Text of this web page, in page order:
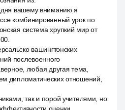
вашему вниманию я
комбинированный урок по
система хрупкий мир от
вашингтонских
послевоенного
любая другая тема,
дипломатических отношений,
так и порой учителями, но